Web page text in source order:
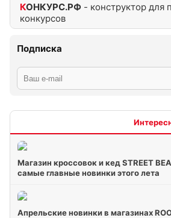
КОНКУРС.РФ - конструктор для
конкурсов
Подписка
Магазин кроссовок и кед STREET
самые главные новинки этого лета
Апрельские новинки в магазинах